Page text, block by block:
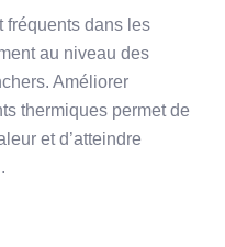
fréquents dans les
au niveau des
Améliorer
thermiques permet de
et d’atteindre